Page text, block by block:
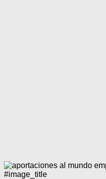
#image_title